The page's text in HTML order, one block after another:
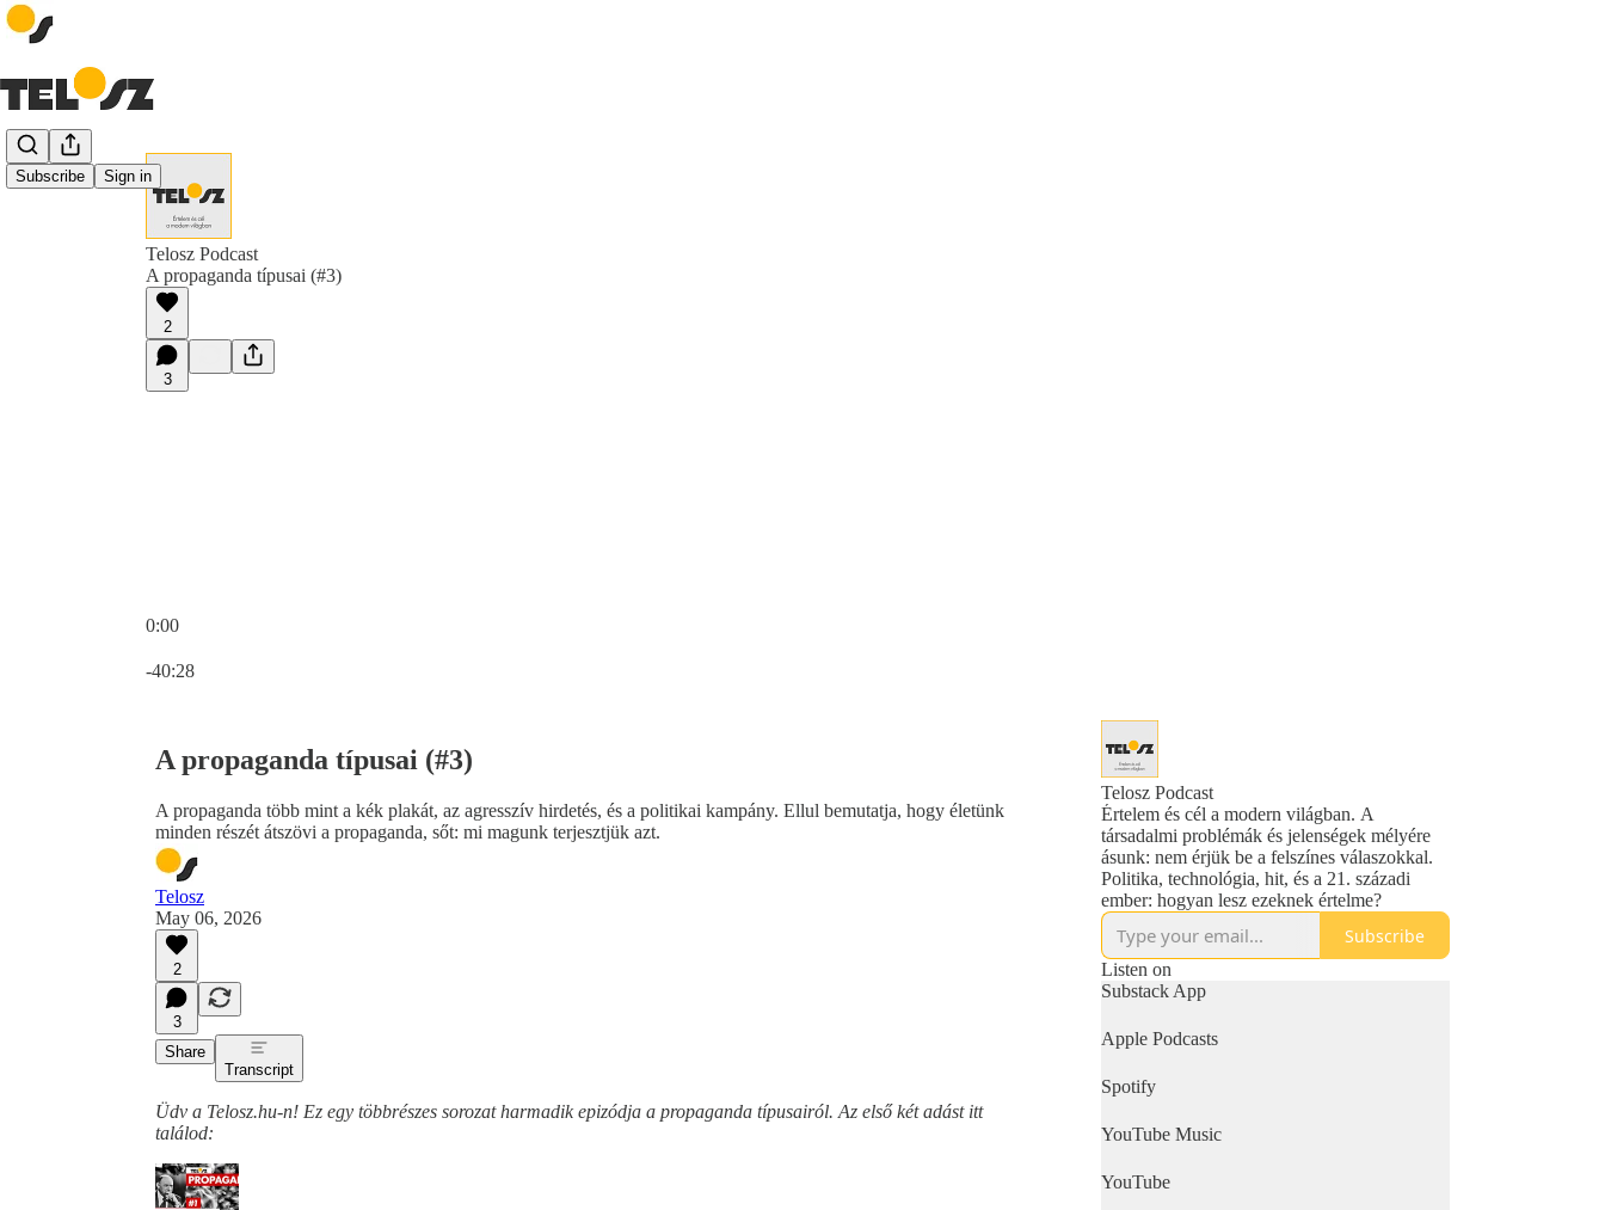
Subscribe Sign in
Telosz Podcast
A propaganda típusai (#3)
2
3
0:00
-40:28
A propaganda típusai (#3)
A propaganda több mint a kék plakát, az agresszív hirdetés, és a politikai kampány. Ellul bemutatja, hogy életünk
minden részét átszövi a propaganda, sőt: mi magunk terjesztjük azt.
Telosz
May 06, 2026
2
3
Share
Transcript
Üdv a Telosz.hu-n! Ez egy többrészes sorozat harmadik epizódja a propaganda típusairól. Az első két adást itt
találod:
Telosz Podcast
Értelem és cél a modern világban. A
társadalmi problémák és jelenségek mélyére
ásunk: nem érjük be a felszínes válaszokkal.
Politika, technológia, hit, és a 21. századi
ember: hogyan lesz ezeknek értelme?
Subscribe
Listen on
Substack App
Apple Podcasts
Spotify
YouTube Music
YouTube